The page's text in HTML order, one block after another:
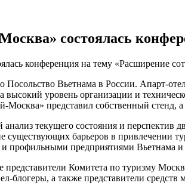
состоялась
конференция на тему «Расширение
Вьетнама в России. Апарт-
высокий уровень организации и
Москва» представил собственный
текущего состояния и перспектив
барьеров в привлечении
и профильными предприятиями Вьетнама и
Комитета по туризму
блогеры, а также представители